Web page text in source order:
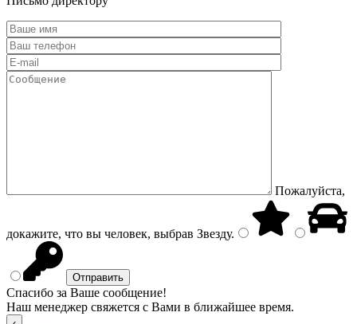
Пожалуйста,
докажите, что вы человек, выбрав Звезду.
Спасибо за Ваше сообщение!
Наш менеджер свяжется с Вами в ближайшее время.